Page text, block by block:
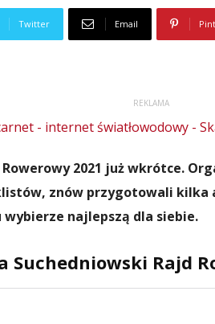
Twitter Email
REKLAMA
2021 już wkrótce.
znów przygotowali
wybierze najlepszą dla siebie.
Suchedniowski Rajd